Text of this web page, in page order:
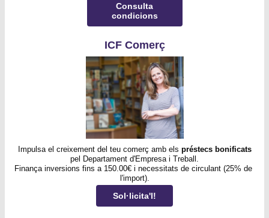
Consulta
condicions
ICF Comerç
Impulsa el creixement del teu comerç amb els préstecs bonificats
pel Departament d'Empresa i Treball.
Finança inversions fins a 150.00€ i necessitats de circulant (25% de
l'import).
Sol·licita'l!